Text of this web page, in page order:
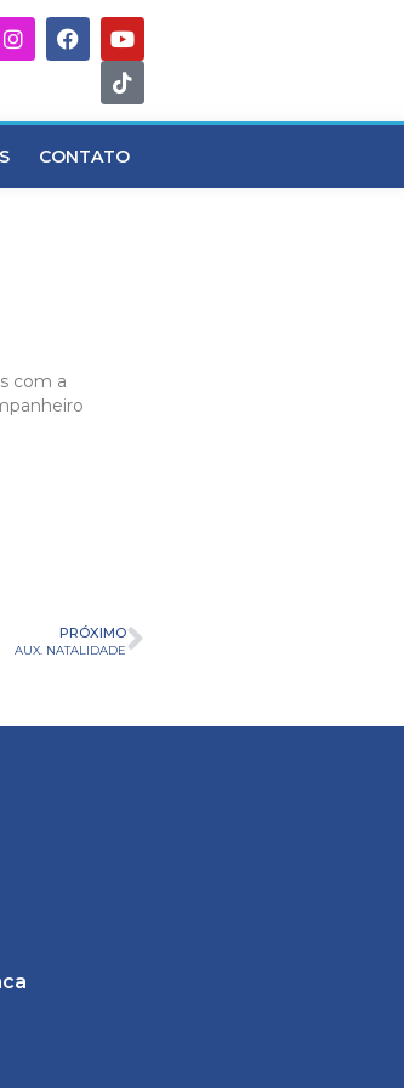
CONTATO
com a
PRÓXIMO
AUX. NATALIDADE